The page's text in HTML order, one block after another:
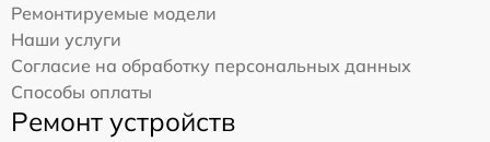
Ремонтируемые модели
Наши услуги
Согласие на обработку персональных данных
Способы оплаты
Ремонт устройств